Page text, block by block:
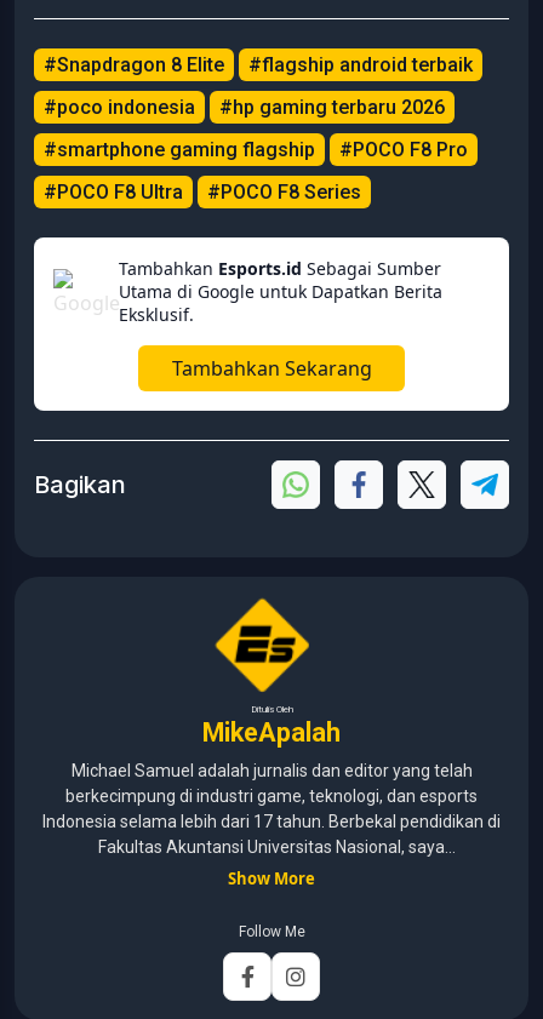
#Snapdragon 8 Elite
#flagship android terbaik
#poco indonesia
#hp gaming terbaru 2026
#smartphone gaming flagship
#POCO F8 Pro
#POCO F8 Ultra
#POCO F8 Series
Tambahkan Esports.id Sebagai Sumber
Utama di Google untuk Dapatkan Berita
Eksklusif.
Tambahkan Sekarang
Bagikan
Ditulis Oleh
MikeApalah
Michael Samuel adalah jurnalis dan editor yang telah
berkecimpung di industri game, teknologi, dan esports
Indonesia selama lebih dari 17 tahun. Berbekal pendidikan di
Fakultas Akuntansi Universitas Nasional, saya
menggabungkan kemampuan analisis dengan pengalaman
pernah menangani berbagai peran, mulai dari reporter, editor,
marketing, business development, hingga Editor in Chief.
Fokus utamanya adalah menghadirkan tulisan yang
informatif, mendalam, dan mudah dipahami, khususnya
Show More
Follow Me